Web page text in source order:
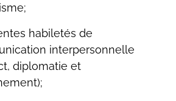
habiletés de
interpersonnelle
diplomatie et